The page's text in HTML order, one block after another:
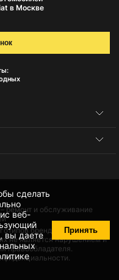
сделать
веб-
вы даете
Принять
в Москве
ремонт и обслуживание
бренда происходит
не является нарушением и
правообладателя.